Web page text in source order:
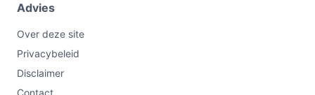
Advies
Over deze site
Privacybeleid
Disclaimer
Contact